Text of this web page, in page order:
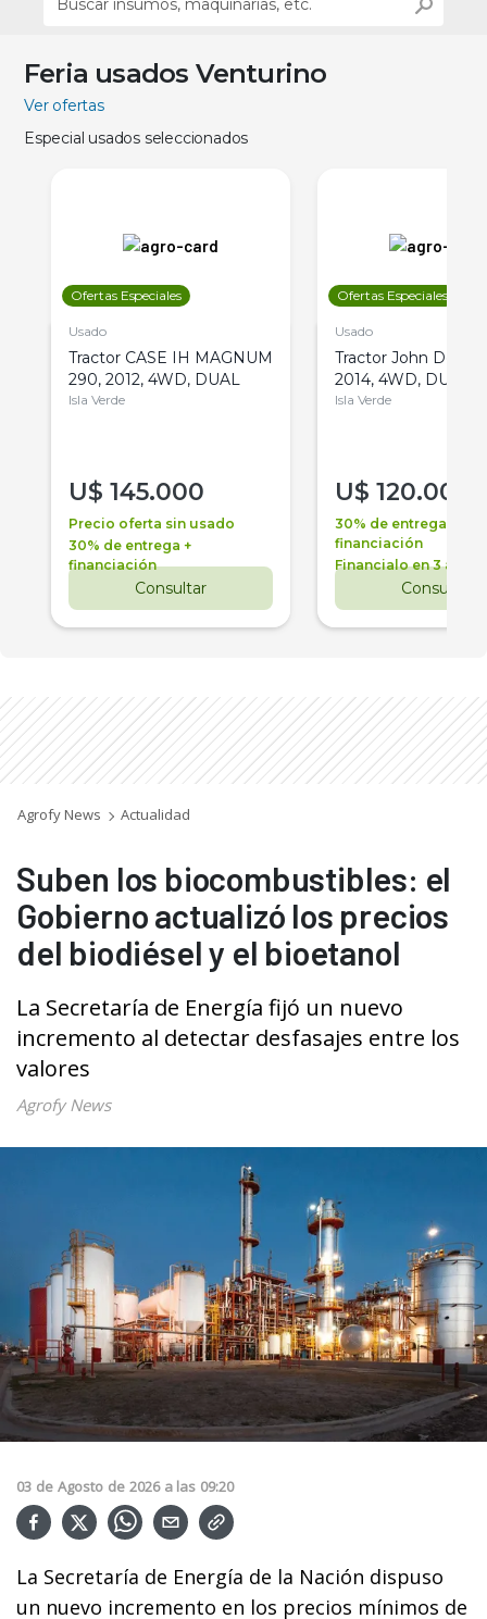
Feria usados Venturino
Ver ofertas
Especial usados seleccionados
Ofertas Especiales
Usado
Tractor CASE IH MAGNUM
290, 2012, 4WD, DUAL
Isla Verde
U$ 145.000
Precio oferta sin usado
30% de entrega +
financiación
Consultar
Ofertas Especiales
Usado
Tractor John Deere
2014, 4WD, DUAL
Isla Verde
U$ 120.000
30% de entrega +
financiación
Financialo en 3 años
Consultar
Agrofy News Actualidad
Suben los biocombustibles: el
Gobierno actualizó los precios
del biodiésel y el bioetanol
La Secretaría de Energía fijó un nuevo
incremento al detectar desfasajes entre los
valores
Agrofy News
03 de Agosto de 2026 a las 09:20
La Secretaría de Energía de la Nación dispuso
un nuevo incremento en los precios mínimos de